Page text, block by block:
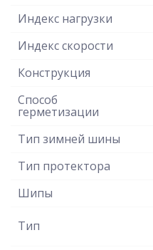
Индекс нагрузки
Индекс скорости
Конструкция
Способ
герметизации
Тип зимней шины
Тип протектора
Шипы
Тип